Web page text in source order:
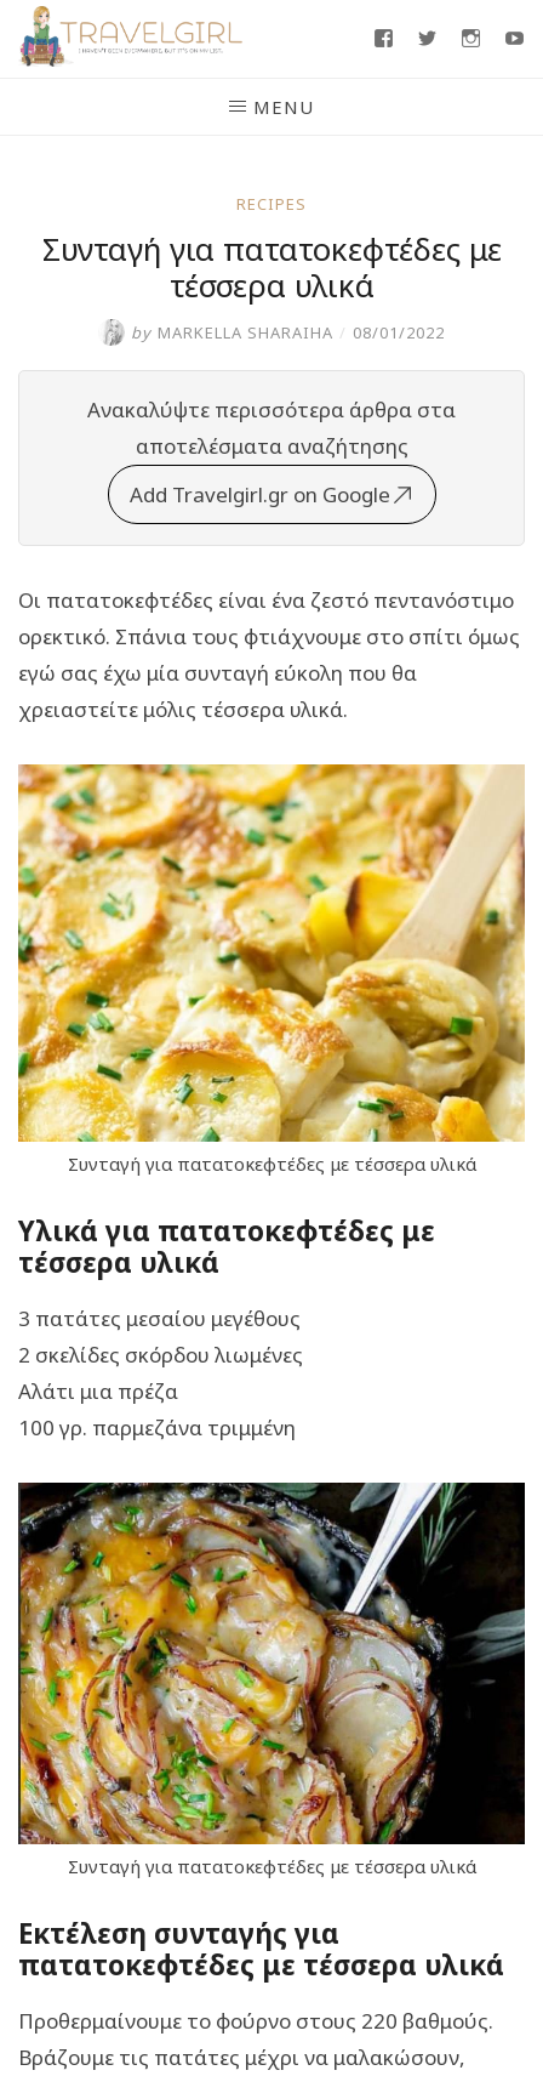
Skip
FacebookTwitter
MENU
RECIPES
Συνταγή για πατατοκεφτέδες με
τέσσερα υλικά
by MARKELLA SHARAIHA / 08/01/2022
Ανακαλύψτε περισσότερα άρθρα στα
αποτελέσματα αναζήτησης
Add Travelgirl.gr on Google
Οι πατατοκεφτέδες είναι ένα ζεστό πεντανόστιμο
ορεκτικό. Σπάνια τους φτιάχνουμε στο σπίτι όμως
εγώ σας έχω μία συνταγή εύκολη που θα
χρειαστείτε μόλις τέσσερα υλικά.
Συνταγή για πατατοκεφτέδες με τέσσερα υλικά
Υλικά για πατατοκεφτέδες με
τέσσερα υλικά
3 πατάτες μεσαίου μεγέθους
2 σκελίδες σκόρδου λιωμένες
Αλάτι μια πρέζα
100 γρ. παρμεζάνα τριμμένη
Συνταγή για πατατοκεφτέδες με τέσσερα υλικά
Εκτέλεση συνταγής για
πατατοκεφτέδες με τέσσερα υλικά
Προθερμαίνουμε το φούρνο στους 220 βαθμούς.
Βράζουμε τις πατάτες μέχρι να μαλακώσουν,